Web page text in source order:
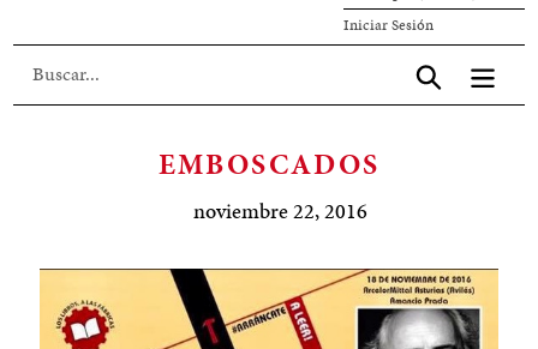
Iniciar SesiónIniciar
sesión
Aceptar
EMBOSCADOS
noviembre 22, 2016